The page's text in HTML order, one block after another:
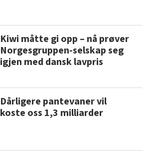
Kiwi måtte gi opp – nå prøver
Norgesgruppen-selskap seg
igjen med dansk lavpris
Dårligere pantevaner vil
koste oss 1,3 milliarder